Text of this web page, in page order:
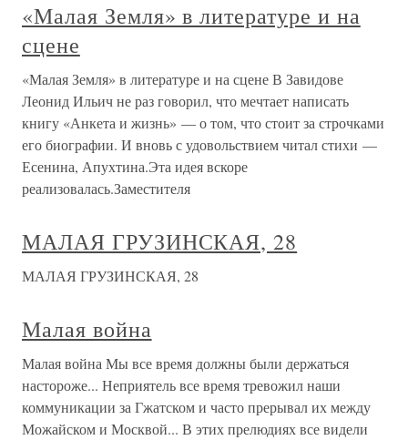
«Малая Земля» в литературе и на
сцене
«Малая Земля» в литературе и на сцене В Завидове
Леонид Ильич не раз говорил, что мечтает написать
книгу «Анкета и жизнь» — о том, что стоит за строчками
его биографии. И вновь с удовольствием читал стихи —
Есенина, Апухтина.Эта идея вскоре
реализовалась.Заместителя
МАЛАЯ ГРУЗИНСКАЯ, 28
МАЛАЯ ГРУЗИНСКАЯ, 28
Малая война
Малая война Мы все время должны были держаться
настороже... Неприятель все время тревожил наши
коммуникации за Гжатском и часто прерывал их между
Можайском и Москвой... В этих прелюдиях все видели